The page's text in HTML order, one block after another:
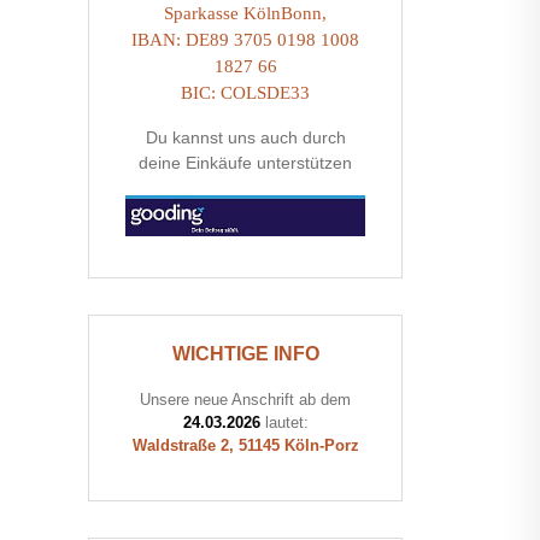
Sparkasse KölnBonn,
IBAN: DE89 3705 0198 1008
1827 66
BIC: COLSDE33
Du kannst uns auch durch
deine Einkäufe unterstützen
WICHTIGE INFO
Unsere neue Anschrift ab dem
24.03.2026lautet:
Waldstraße 2, 51145 Köln-Porz